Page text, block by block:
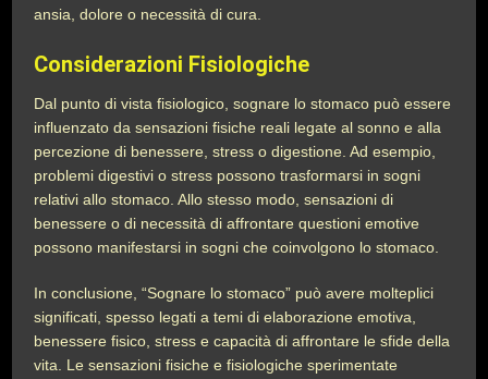
ansia, dolore o necessità di cura.
Considerazioni Fisiologiche
Dal punto di vista fisiologico, sognare lo stomaco può essere
influenzato da sensazioni fisiche reali legate al sonno e alla
percezione di benessere, stress o digestione. Ad esempio,
problemi digestivi o stress possono trasformarsi in sogni
relativi allo stomaco. Allo stesso modo, sensazioni di
benessere o di necessità di affrontare questioni emotive
possono manifestarsi in sogni che coinvolgono lo stomaco.
In conclusione, “Sognare lo stomaco” può avere molteplici
significati, spesso legati a temi di elaborazione emotiva,
benessere fisico, stress e capacità di affrontare le sfide della
vita. Le sensazioni fisiche e fisiologiche sperimentate